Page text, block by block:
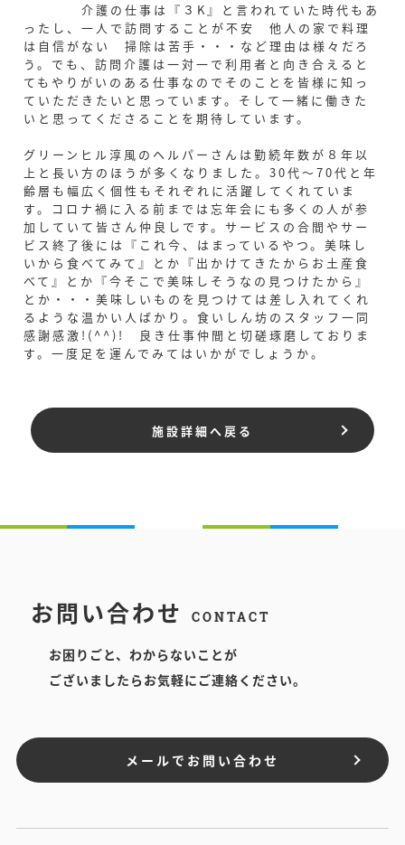
介護の仕事は『３K』と言われていた時代もあ
ったし、一人で訪問することが不安 他人の家で料理
は自信がない 掃除は苦手・・・など理由は様々だろ
う。でも、訪問介護は一対一で利用者と向き合えると
てもやりがいのある仕事なのでそのことを皆様に知っ
ていただきたいと思っています。そして一緒に働きた
いと思ってくださることを期待しています。
グリーンヒル淳風のヘルパーさんは勤続年数が８年以
上と長い方のほうが多くなりました。30代～70代と年
齢層も幅広く個性もそれぞれに活躍してくれていま
す。コロナ禍に入る前までは忘年会にも多くの人が参
加していて皆さん仲良しです。サービスの合間やサー
ビス終了後には『これ今、はまっているやつ。美味し
いから食べてみて』とか『出かけてきたからお土産食
べて』とか『今そこで美味しそうなの見つけたから』
とか・・・美味しいものを見つけては差し入れてくれ
るような温かい人ばかり。食いしん坊のスタッフ一同
感謝感激!(^^)! 良き仕事仲間と切磋琢磨しておりま
す。一度足を運んでみてはいかがでしょうか。
施設詳細へ戻る
お問い合わせ CONTACT
お困りごと、わからないことが
ございましたらお気軽にご連絡ください。
メールでお問い合わせ